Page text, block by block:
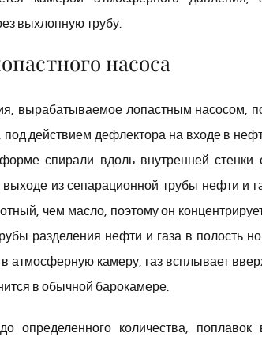
выхлопную трубу.
насоса
вырабатываемое лопастным насосом,
действием дефлектора на входе в
спирали вдоль внутренней стенки
из сепарационной трубы нефти и
чем масло, поэтому он
разделения нефти и газа в полость
атмосферную камеру, газ всплывает
в обычной барокамере.
определенного количества,